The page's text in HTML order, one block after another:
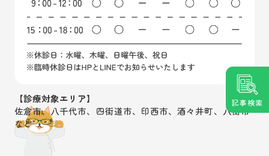
記事検索
【診療対象エリア】
佐倉市、八千代市、四街道市、印西市、酒々井町、八街市
など